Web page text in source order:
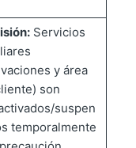
Servicios
y área
son
suspen
temporalmente